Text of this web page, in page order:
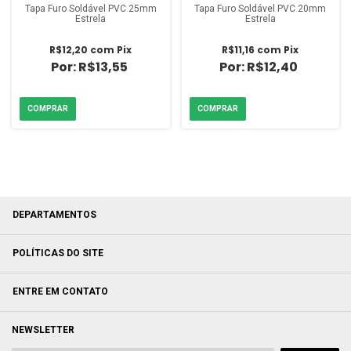
Tapa Furo Soldável PVC 25mm
Estrela
R$13,55
R$12,20 com Pix
Tapa Furo Soldável PVC 20mm
Estrela
R$12,40
R$11,16 com Pix
DEPARTAMENTOS
POLÍTICAS DO SITE
ENTRE EM CONTATO
NEWSLETTER